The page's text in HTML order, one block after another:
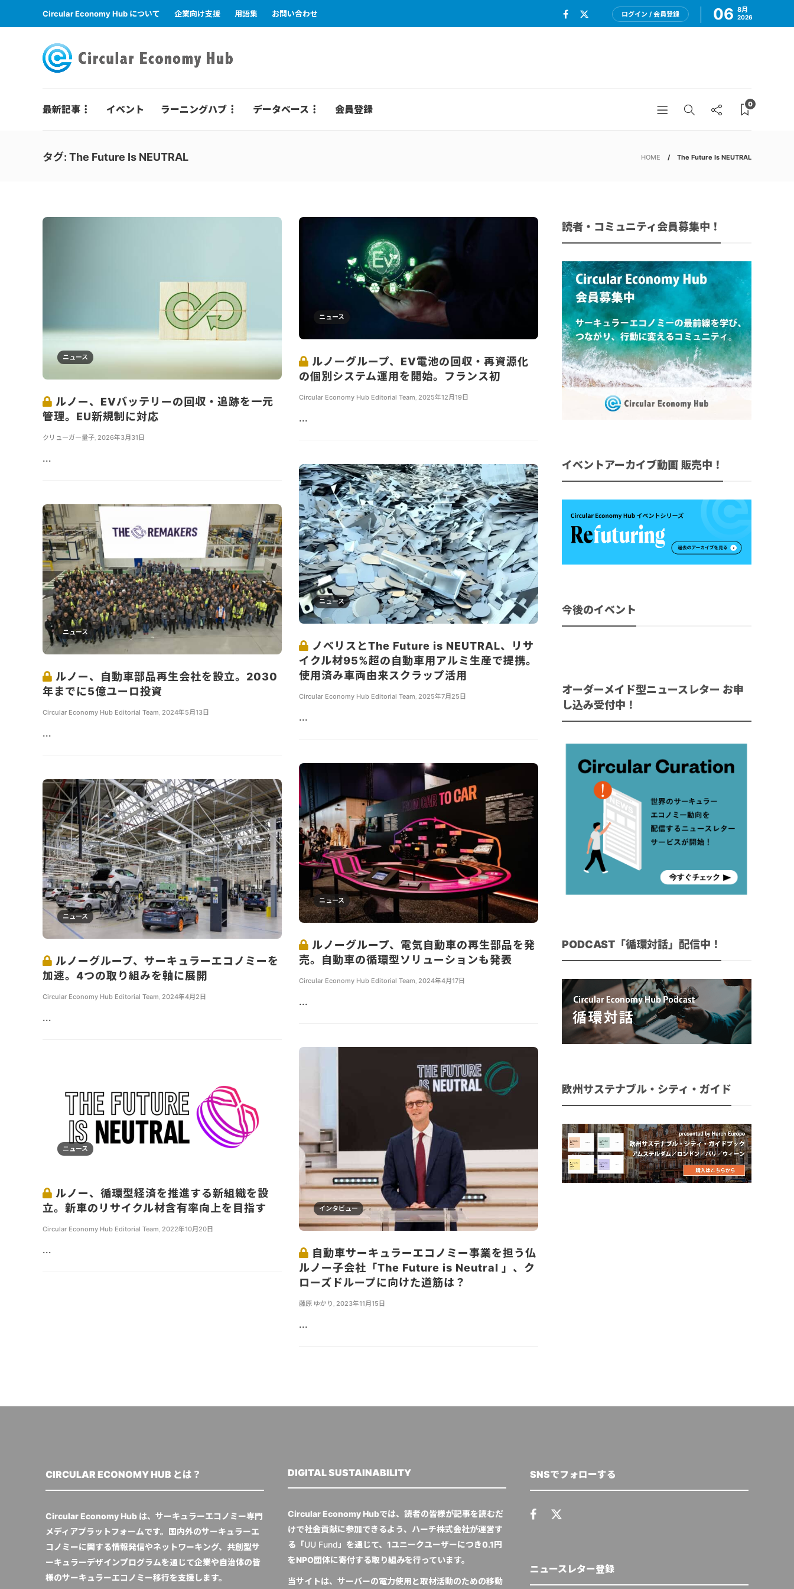
Circular Economy Hub について 企業向け支援 用語集 お問い合わせ ログイン / 会員登録 06 8月
2026
最新記事 イベント ラーニングハブ データベース 会員登録 0
タグ: The Future Is NEUTRAL HOME The Future Is NEUTRAL
ニュース
ルノー、EVバッテリーの回収・追跡を一元
管理。EU新規制に対応
クリューガー量子, 2026年3月31日
...
ニュース
ルノーグループ、EV電池の回収・再資源化
の個別システム運用を開始。フランス初
Circular Economy Hub Editorial Team, 2025年12月19日
...
ニュース
ノベリスとThe Future is NEUTRAL、リサ
イクル材95%超の自動車用アルミ生産で提携。
使用済み車両由来スクラップ活用
Circular Economy Hub Editorial Team 2025年7月25日
...
ニュース
ルノー、自動車部品再生会社を設立。2030
年までに5億ユーロ投資
Circular Economy Hub Editorial Team 2024年5月13日
...
ニュース
ルノーグループ、電気自動車の再生部品を発
売。自動車の循環型ソリューションも発表
Circular Economy Hub Editorial Team 2024年4月17日
...
ニュース
ルノーグループ、サーキュラーエコノミーを
加速。4つの取り組みを軸に展開
Circular Economy Hub Editorial Team 2024年4月2日
...
インタビュー
自動車サーキュラーエコノミー事業を担う仏
ルノー子会社「The Future is Neutral 」、ク
ローズドループに向けた道筋は？
藤原 ゆかり 2023年11月15日
...
ニュース
ルノー、循環型経済を推進する新組織を設
立。新車のリサイクル材含有率向上を目指す
Circular Economy Hub Editorial Team 2022年10月20日
...
読者・コミュニティ会員募集中！
イベントアーカイブ動画 販売中！
今後のイベント
オーダーメイド型ニュースレター お申
し込み受付中！
PODCAST「循環対話」配信中！
欧州サステナブル・シティ・ガイド
CIRCULAR ECONOMY HUB とは？
Circular Economy Hub は、サーキュラーエコノミー専門
メディアプラットフォームです。国内外のサーキュラーエ
コノミーに関する情報発信やネットワーキング、共創型サ
ーキュラーデザインプログラムを通じて企業や自治体の皆
様のサーキュラーエコノミー移行を支援します。
DIGITAL SUSTAINABILITY
Circular Economy Hubでは、読者の皆様が記事を読むだ
けで社会貢献に参加できるよう、ハーチ株式会社が運営す
る「UU Fund」を通じて、1ユニークユーザーにつき0.1円
をNPO団体に寄付する取り組みを行っています。
当サイトは、サーバーの電力使用と取材活動のための移動
SNSでフォローする
ニュースレター登録